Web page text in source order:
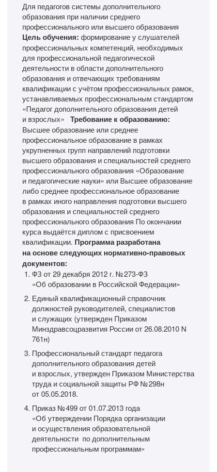
Для педагогов системы дополнительного
образования при наличии среднего
профессионального или высшего образования
Цель обучения: формирование у слушателей
профессиональных компетенций, необходимых
для профессиональной педагогической
деятельности в области дополнительного
образования и отвечающих требованиям
квалификации с учётом профессиональных рамок,
устанавливаемых профессиональным стандартом
«Педагог дополнительного образования детей
и взрослых» Требование к образованию:
Высшее образование или среднее
профессиональное образование в рамках
укрупненных групп направлений подготовки
высшего образования и специальностей среднего
профессионального образования «Образование
и педагогические науки» или Высшее образование
либо среднее профессиональное образование
в рамках иного направления подготовки высшего
образования и специальностей среднего
профессионального образования По окончании
курса выдаётся диплом с присвоением
квалификации. Программа разработана
на основе следующих нормативно-правовых
документов:
ФЗ от 29 декабря 2012 г. № 273-ФЗ
«Об образовании в Российской Федерации»
Единый квалификационный справочник
должностей руководителей, специалистов
и служащих (утвержден Приказом
Минздравсоцразвития России от 26.08.2010 N
761н)
Профессиональный стандарт педагога
дополнительного образования детей
и взрослых, утвержден Приказом Министерства
труда и социальной защиты РФ № 298н
от 05.05.2018.
Приказ № 499 от 01.07.2013 года
«Об утверждении Порядка организации
и осуществления образовательной
деятельности по дополнительным
профессиональным программам»